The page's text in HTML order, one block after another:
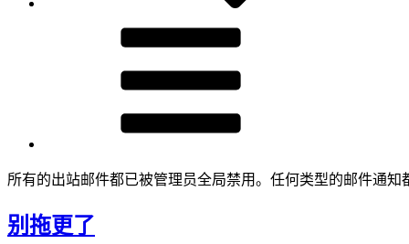
所有的出站邮件都已被管理员全局禁用。任何类型的邮件通知
别拖更了